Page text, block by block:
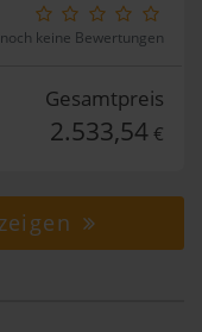
noch keine Bewertungen
Gesamtpreis
2.533,54 €